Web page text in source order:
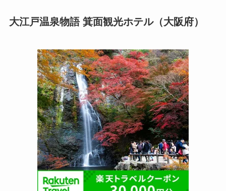
大江戸温泉物語 箕面観光ホテル（大阪府）